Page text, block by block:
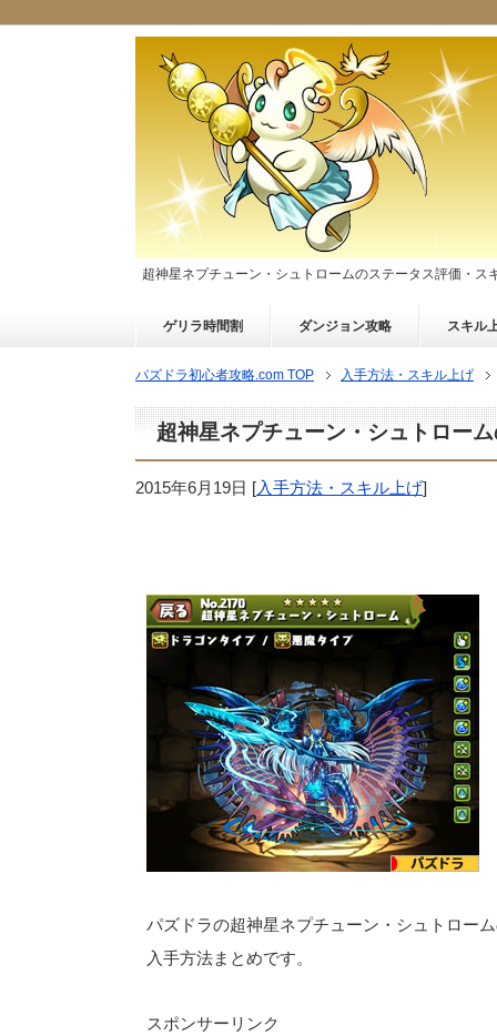
超神星ネプチューン・シュトロームのステータス評価・ス
ゲリラ時間割 ダンジョン攻略 スキル
パズドラ初心者攻略.com TOP 入手方法・スキル上げ
超神星ネプチューン・シュトロー
2015年6月19日 [入手方法・スキル上げ]
パズドラの超神星ネプチューン・シュトロー
入手方法まとめです。
スポンサーリンク